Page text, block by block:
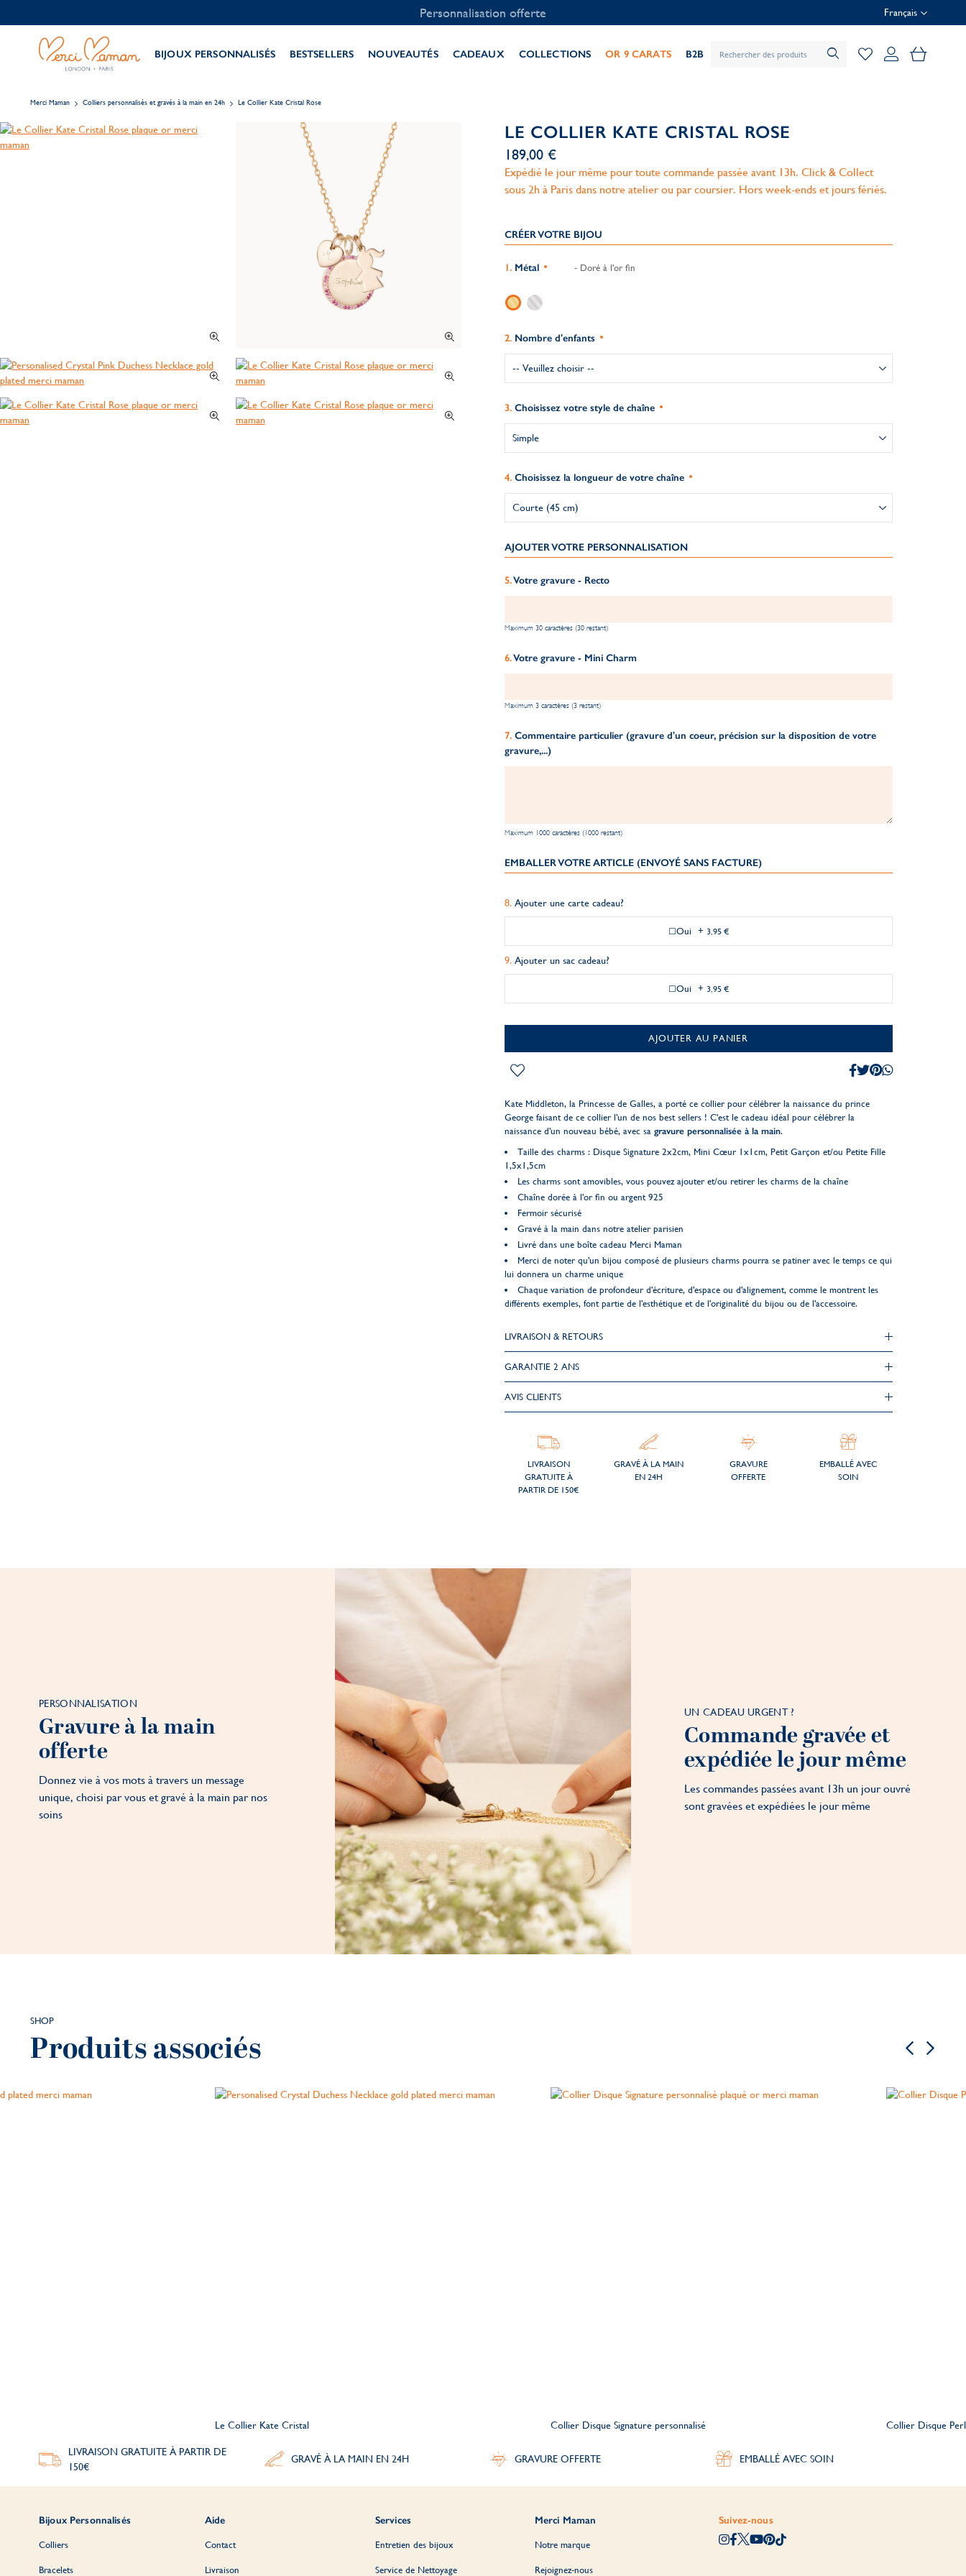
Personnalisation offerte Français
BIJOUX PERSONNALISÉS BESTSELLERS NOUVEAUTÉS CADEAUX COLLECTIONS OR 9 CARATS B2B Mon
Merci Maman Colliers personnalisés et gravés à la main en 24h Le Collier Kate Cristal Rose
LE COLLIER KATE CRISTAL ROSE
189,00 €
Expédié le jour même pour toute commande passée avant 13h. Click & Collect
sous 2h à Paris dans notre atelier ou par coursier. Hors week-ends et jours fériés.
CRÉER VOTRE BIJOU
Métal - Doré à l'or fin
Nombre d'enfants
Choisissez votre style de chaîne
Choisissez la longueur de votre chaîne
AJOUTER VOTRE PERSONNALISATION
Votre gravure - Recto
Maximum 30 caractères (30 restant)
Votre gravure - Mini Charm
Maximum 3 caractères (3 restant)
Commentaire particulier (gravure d'un coeur, précision sur la disposition de votre
gravure,...)
Maximum 1000 caractères (1000 restant)
EMBALLER VOTRE ARTICLE (ENVOYÉ SANS FACTURE)
Ajouter une carte cadeau?
Oui + 3,95 €
Ajouter un sac cadeau?
Oui + 3,95 €
AJOUTER AU PANIER
Kate Middleton, la Princesse de Galles, a porté ce collier pour célébrer la naissance du prince
George faisant de ce collier l'un de nos best sellers ! C'est le cadeau idéal pour célébrer la
naissance d'un nouveau bébé, avec sa gravure personnalisée à la main.
Taille des charms : Disque Signature 2x2cm, Mini Cœur 1x1cm, Petit Garçon et/ou Petite Fille
1,5x1,5cm
Les charms sont amovibles, vous pouvez ajouter et/ou retirer les charms de la chaîne
Chaîne dorée à l'or fin ou argent 925
Fermoir sécurisé
Gravé à la main dans notre atelier parisien
Livré dans une boîte cadeau Merci Maman
Merci de noter qu'un bijou composé de plusieurs charms pourra se patiner avec le temps ce qui
lui donnera un charme unique
Chaque variation de profondeur d'écriture, d'espace ou d'alignement, comme le montrent les
différents exemples, font partie de l'esthétique et de l'originalité du bijou ou de l'accessoire.
LIVRAISON & RETOURS
GARANTIE 2 ANS
AVIS CLIENTS
LIVRAISON
GRATUITE À
PARTIR DE 150€
GRAVÉ À LA MAIN
EN 24H
GRAVURE
OFFERTE
EMBALLÉ AVEC
SOIN
PERSONNALISATION
Gravure à la main
offerte
Donnez vie à vos mots à travers un message
unique, choisi par vous et gravé à la main par nos
soins
UN CADEAU URGENT ?
Commande gravée et
expédiée le jour même
Les commandes passées avant 13h un jour ouvré
sont gravées et expédiées le jour même
SHOP
Produits associés
Le Collier Kate Cristal Collier Disque Signature personnalisé Collier Disque
LIVRAISON GRATUITE À PARTIR DE
150€
GRAVÉ À LA MAIN EN 24H GRAVURE OFFERTE EMBALLÉ AVEC SOIN
Bijoux Personnalisés
Colliers
Bracelets
Aide
Contact
Livraison
Services
Entretien des bijoux
Service de Nettoyage
Merci Maman
Notre marque
Rejoignez-nous
Suivez-nous